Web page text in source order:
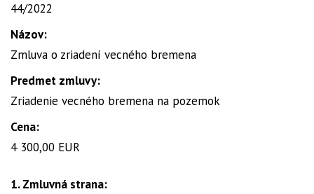
44/2022
Názov:
Zmluva o zriadení vecného bremena
Predmet zmluvy:
Zriadenie vecného bremena na pozemok
Cena:
4 300,00 EUR
1. Zmluvná strana: